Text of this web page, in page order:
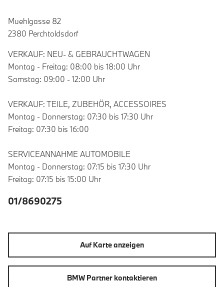
Muehlgasse 82
2380 Perchtoldsdorf
VERKAUF: NEU- & GEBRAUCHTWAGEN
Montag - Freitag: 08:00 bis 18:00 Uhr
Samstag: 09:00 - 12:00 Uhr
VERKAUF: TEILE, ZUBEHÖR, ACCESSOIRES
Montag - Donnerstag: 07:30 bis 17:30 Uhr
Freitag: 07:30 bis 16:00
SERVICEANNAHME AUTOMOBILE
Montag - Donnerstag: 07:15 bis 17:30 Uhr
Freitag: 07:15 bis 15:00 Uhr
01/8690275
Auf Karte anzeigen
BMW Partner kontaktieren